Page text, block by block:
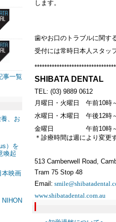
事一覧
、お
）を
喚起
本映画
します。
歯やお口のトラブルに関す
受付には常時日本人スタッ
SHIBATA DENTAL
TEL: (03) 9889 0612
月曜日・火曜日 午前10時
水曜日・木曜日 午後12時
金曜日 午前10時
＊診療時間は週により変更
513 Camberwell Road,
Tram 75 Stop 48
Email:
www.shibatadental.com.au